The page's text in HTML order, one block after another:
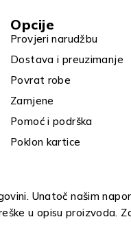
Opcije
Provjeri narudžbu
Dostava i preuzimanje
Povrat robe
Zamjene
Pomoć i podrška
Poklon kartice
Unatoč našim
u opisu proizvoda.